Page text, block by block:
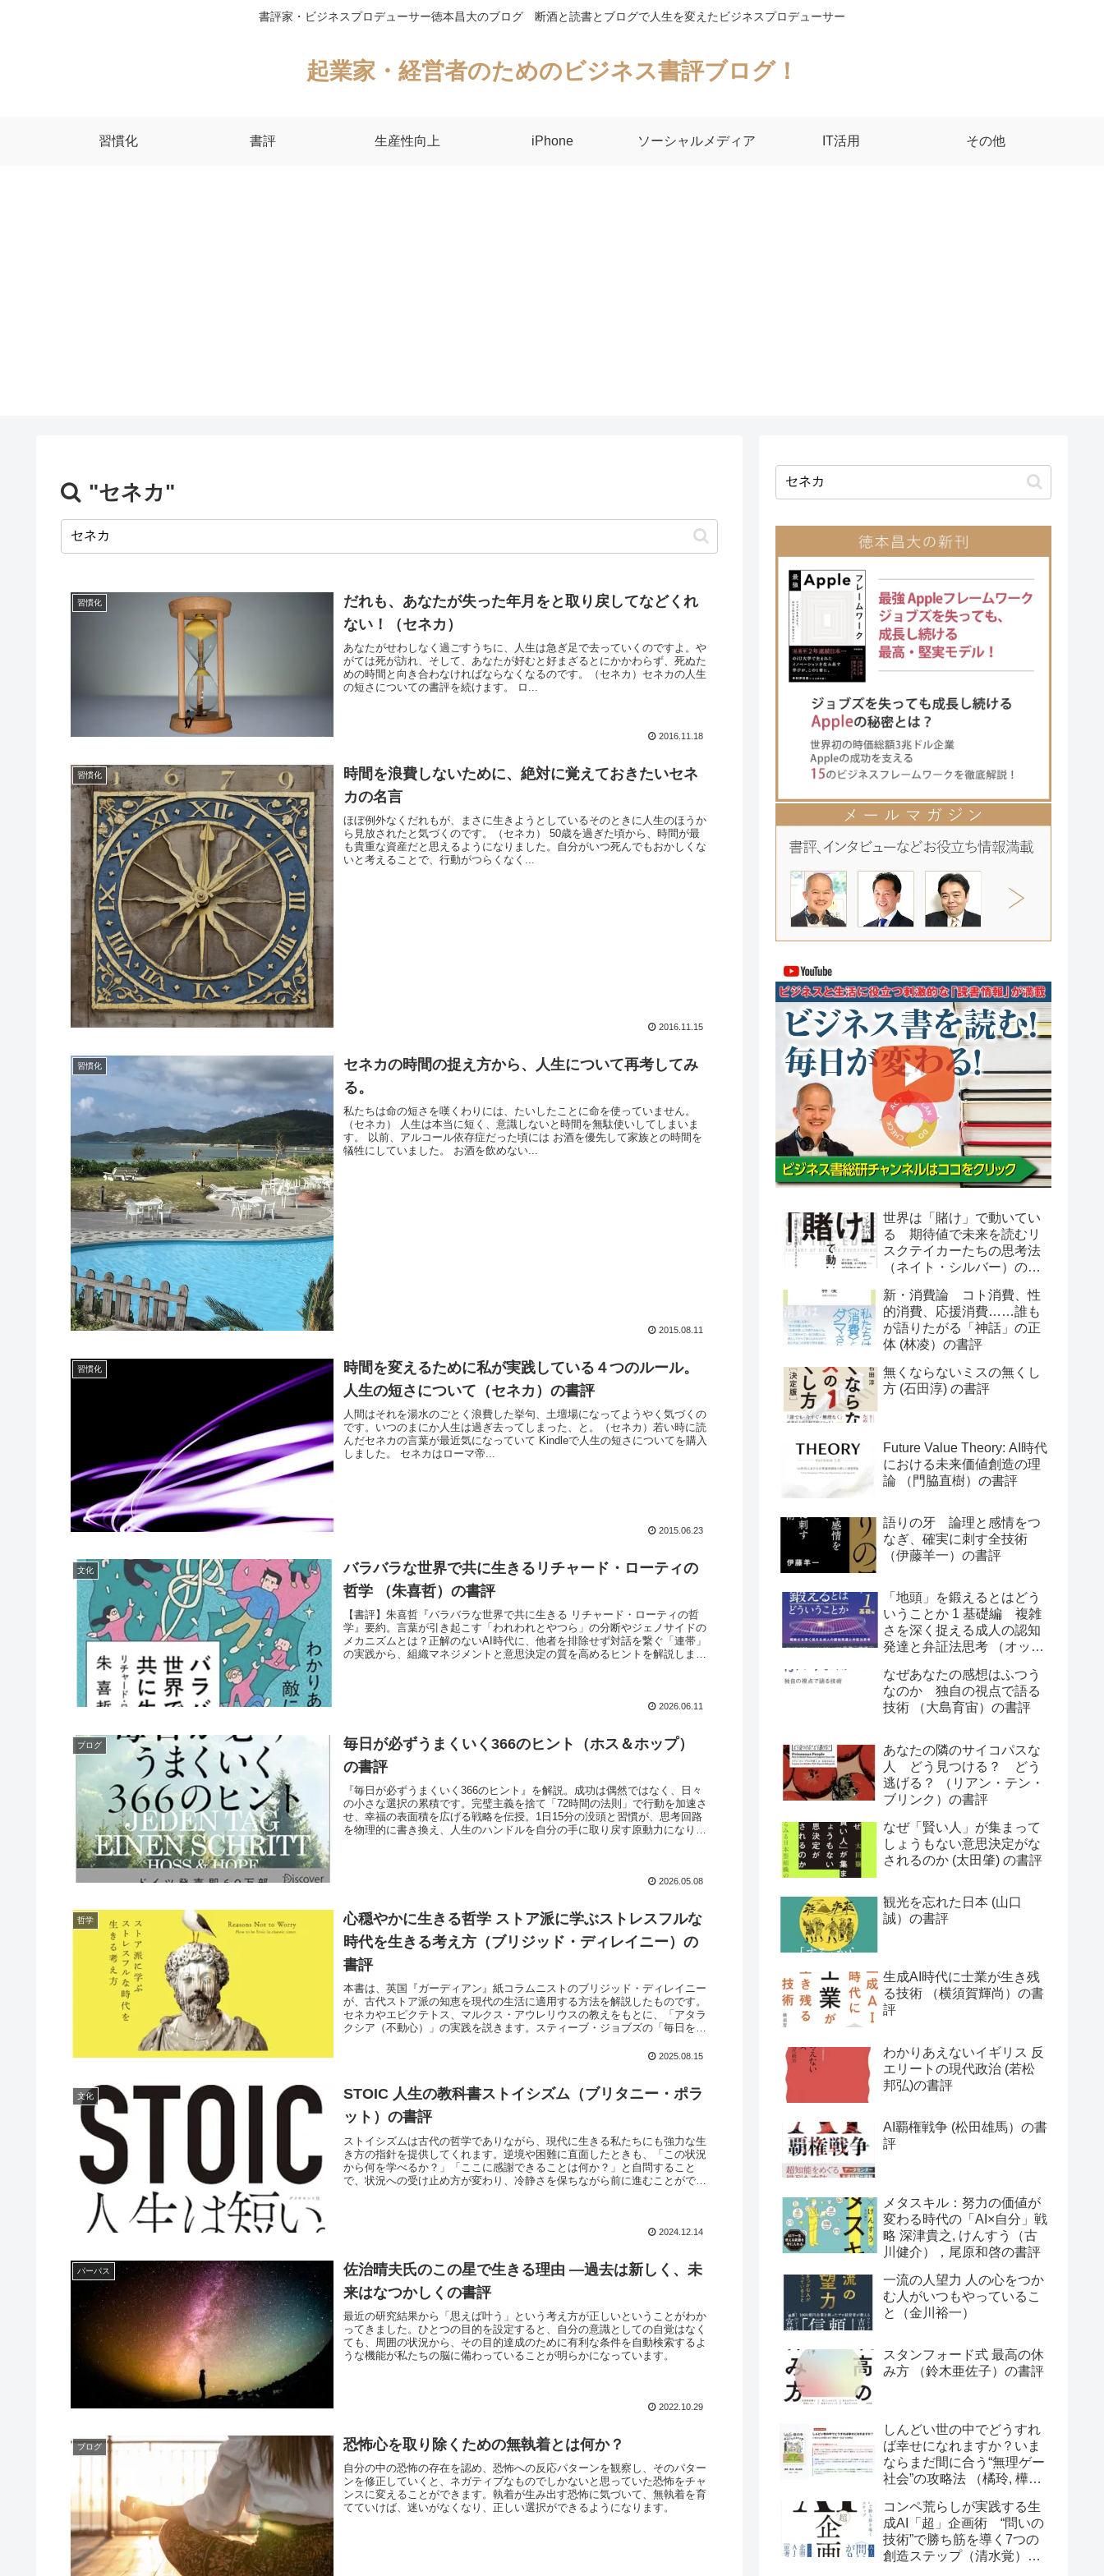
書評家・ビジネスプロデューサー徳本昌大のブログ 断酒と読書とブログで人生を変えたビジネスプロデューサー
起業家・経営者のためのビジネス書評ブログ！
習慣化 書評 生産性向上 iPhone ソーシャルメディア IT活用 その他
"セネカ"
習慣化
だれも、あなたが失った年月をと取り戻してなどくれ
ない！（セネカ）
あなたがせわしなく過ごすうちに、人生は急ぎ足で去っていくのですよ。や
がては死が訪れ、そして、あなたが好むと好まざるとにかかわらず、死ぬた
めの時間と向き合わなければならなくなるのです。（セネカ）セネカの人生
の短さについての書評を続けます。 ロ...
2016.11.18
習慣化
時間を浪費しないために、絶対に覚えておきたいセネ
カの名言
ほぼ例外なくだれもが、まさに生きようとしているそのときに人生のほうか
ら見放されたと気づくのです。（セネカ） 50歳を過ぎた頃から、時間が最
も貴重な資産だと思えるようになりました。自分がいつ死んでもおかしくな
いと考えることで、行動がつらくなく...
2016.11.15
習慣化
セネカの時間の捉え方から、人生について再考してみ
る。
私たちは命の短さを嘆くわりには、たいしたことに命を使っていません。
（セネカ） 人生は本当に短く、意識しないと時間を無駄使いしてしまいま
す。 以前、アルコール依存症だった頃には お酒を優先して家族との時間を
犠牲にしていました。 お酒を飲めない...
2015.08.11
習慣化
時間を変えるために私が実践している４つのルール。
人生の短さについて（セネカ）の書評
人間はそれを湯水のごとく浪費した挙句、土壇場になってようやく気づくの
です。いつのまにか人生は過ぎ去ってしまった、と。（セネカ）若い時に読
んだセネカの言葉が最近気になっていて Kindleで人生の短さについてを購入
しました。 セネカはローマ帝...
2015.06.23
文化
バラバラな世界で共に生きるリチャード・ローティの
哲学 （朱喜哲）の書評
【書評】朱喜哲『バラバラな世界で共に生きる リチャード・ローティの哲
学』要約。言葉が引き起こす「われわれとやつら」の分断やジェノサイドの
メカニズムとは？正解のないAI時代に、他者を排除せず対話を繋ぐ「連帯」
の実践から、組織マネジメントと意思決定の質を高めるヒントを解説しま
2026.06.11
ブログ
毎日が必ずうまくいく366のヒント（ホス＆ホップ）
の書評
『毎日が必ずうまくいく366のヒント』を解説。成功は偶然ではなく、日々
の小さな選択の累積です。完璧主義を捨て「72時間の法則」で行動を加速さ
せ、幸福の表面積を広げる戦略を伝授。1日15分の没頭と習慣が、思考回路
を物理的に書き換え、人生のハンドルを自分の手に取り戻す原動力になりま
2026.05.08
哲学
心穏やかに生きる哲学 ストア派に学ぶストレスフルな
時代を生きる考え方（ブリジッド・ディレイニー）の
書評
本書は、英国『ガーディアン』紙コラムニストのブリジッド・ディレイニー
が、古代ストア派の知恵を現代の生活に適用する方法を解説したものです。
セネカやエピクテトス、マルクス・アウレリウスの教えをもとに、「アタラ
クシア（不動心）」の実践を説きます。スティーブ・ジョブズの「毎日を人
2025.08.15
文化
STOIC 人生の教科書ストイシズム（ブリタニー・ポラ
ット）の書評
ストイシズムは古代の哲学でありながら、現代に生きる私たちにも強力な生
き方の指針を提供してくれます。逆境や困難に直面したときも、「この状況
から何を学べるか？」「ここに感謝できることは何か？」と自問すること
で、状況への受け止め方が変わり、冷静さを保ちながら前に進むことができ
2024.12.14
パーパス
佐治晴夫氏のこの星で生きる理由 ―過去は新しく、未
来はなつかしくの書評
最近の研究結果から「思えば叶う」という考え方が正しいということがわか
ってきました。ひとつの目的を設定すると、自分の意識としての自覚はなく
ても、周囲の状況から、その目的達成のために有利な条件を自動検索するよ
うな機能が私たちの脳に備わっていることが明らかになっています。
2022.10.29
ブログ 恐怖心を取り除くための無執着とは何か？
自分の中の恐怖の存在を認め、恐怖への反応パターンを観察し、そのパター
ンを修正していくと、ネガティブなものでしかないと思っていた恐怖をチャ
ンスに変えることができます。執着が生み出す恐怖に気づいて、無執着を育
てていけば、迷いがなくなり、正しい選択ができるようになります。
世界は「賭け」で動いてい
る 期待値で未来を読むリ
スクテイカーたちの思考法
（ネイト・シルバー）の書
新・消費論 コト消費、性
的消費、応援消費……誰も
が語りたがる「神話」の正
体 (林凌）の書評
無くならないミスの無くし
方 (石田淳) の書評
Future Value Theory: AI時代
における未来価値創造の理
論 （門脇直樹）の書評
語りの牙 論理と感情をつ
なぎ、確実に刺す全技術
（伊藤羊一）の書評
「地頭」を鍛えるとはどう
いうことか 1 基礎編 複雑
さを深く捉える成人の認知
発達と弁証法思考 （オット
なぜあなたの感想はふつう
なのか 独自の視点で語る
技術 （大島育宙）の書評
あなたの隣のサイコパスな
人 どう見つける？ どう
逃げる？ （リアン・テン・
ブリンク）の書評
なぜ「賢い人」が集まって
しょうもない意思決定がな
されるのか (太田肇) の書評
観光を忘れた日本 (山口
誠）の書評
生成AI時代に士業が生き残
る技術 （横須賀輝尚）の書
評
わかりあえないイギリス 反
エリートの現代政治 (若松
邦弘)の書評
AI覇権戦争 (松田雄馬）の書
評
メタスキル：努力の価値が
変わる時代の「AI×自分」戦
略 深津貴之, けんすう（古
川健介），尾原和啓の書評
一流の人望力 人の心をつか
む人がいつもやっているこ
と（金川裕一）
スタンフォード式 最高の休
み方 （鈴木亜佐子）の書評
しんどい世の中でどうすれ
ば幸せになれますか？いま
ならまだ間に合う“無理ゲー
社会”の攻略法 （橘玲, 樺山
コンペ荒らしが実践する生
成AI「超」企画術 “問いの
技術”で勝ち筋を導く7つの
創造ステップ（清水覚）の